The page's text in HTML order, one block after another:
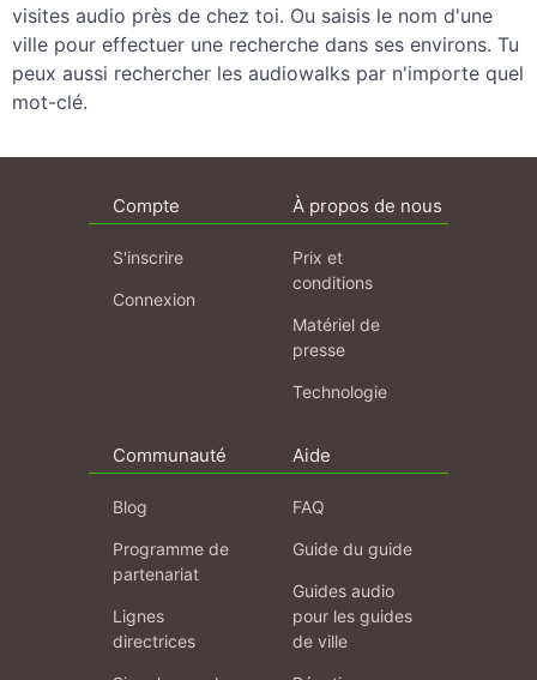
visites audio près de chez toi. Ou saisis le nom d'une
ville pour effectuer une recherche dans ses environs. Tu
peux aussi rechercher les audiowalks par n'importe quel
mot-clé.
Compte
S'inscrire
Connexion
À propos de nous
Prix et
conditions
Matériel de
presse
Technologie
Communauté
Blog
Programme de
partenariat
Lignes
directrices
Aide
FAQ
Guide du guide
Guides audio
pour les guides
de ville